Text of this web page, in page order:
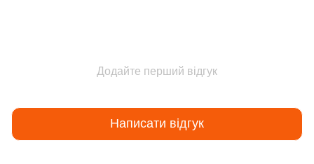
Додайте перший відгук
Написати відгук